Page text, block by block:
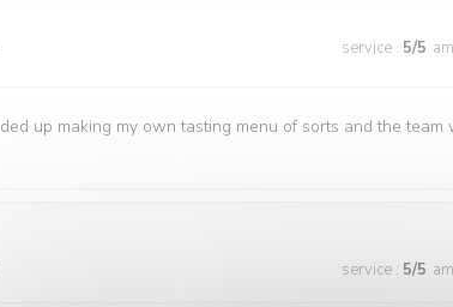
service : 5/5
up making my own tasting menu of sorts and the
service : 5/5